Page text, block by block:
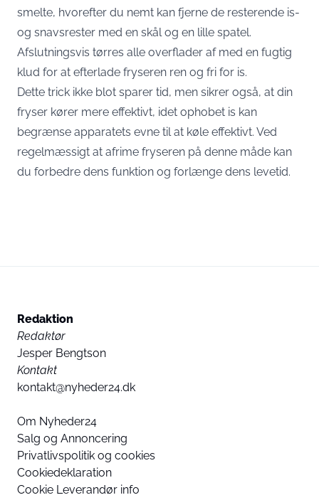
smelte, hvorefter du nemt kan fjerne de resterende is-
og snavsrester med en skål og en lille spatel.
Afslutningsvis tørres alle overflader af med en fugtig
klud for at efterlade fryseren ren og fri for is.
Dette trick ikke blot sparer tid, men sikrer også, at din
fryser kører mere effektivt, idet ophobet is kan
begrænse apparatets evne til at køle effektivt. Ved
regelmæssigt at afrime fryseren på denne måde kan
du forbedre dens funktion og forlænge dens levetid.
Redaktion
Redaktør
Jesper Bengtson
Kontakt
kontakt@nyheder24.dk
Om Nyheder24
Salg og Annoncering
Privatlivspolitik og cookies
Cookiedeklaration
Cookie Leverandør info